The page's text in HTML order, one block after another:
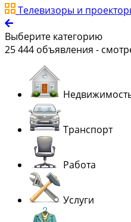
Телевизоры и
Выберите категорию
25 444 объявления -
Транспорт
Работа
Услуги